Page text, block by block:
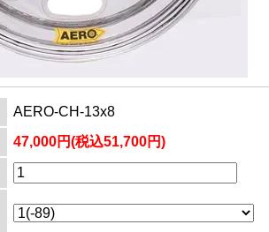
AERO-CH-13x8
47,000円(税込51,700円)